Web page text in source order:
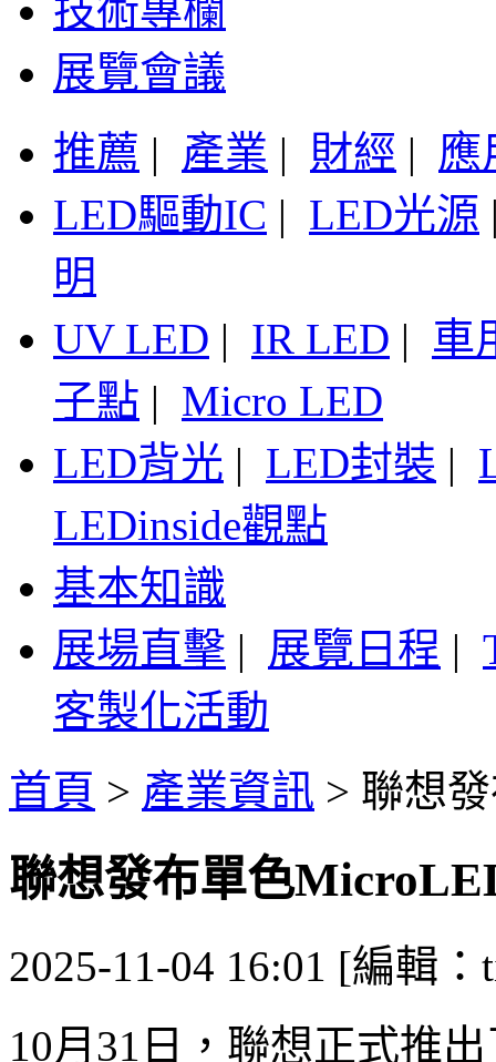
技術專欄
展覽會議
推薦 | 產業 | 財經 | 應
LED驅動IC | LED光源
明
UV LED | IR LED | 車
子點 | Micro LED
LED背光 | LED封裝 |
LEDinside觀點
基本知識
展場直擊 | 展覽日程 |
客製化活動
首頁 > 產業資訊 > 聯想
聯想發布單色
2025-11-04 16:01 [編輯：
10月31日，聯想正式推